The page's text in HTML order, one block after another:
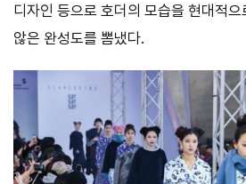
디자인 등으로 호더의 모습을 현대적
않은 완성도를 뽐냈다.